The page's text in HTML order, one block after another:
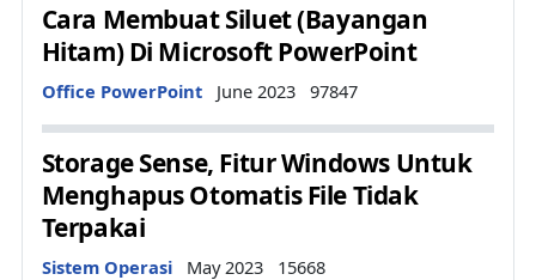
Cara Membuat Siluet (Bayangan
Hitam) Di Microsoft PowerPoint
Details
Office PowerPoint June 2023 97847
Storage Sense, Fitur Windows Untuk
Menghapus Otomatis File Tidak
Terpakai
Details
Sistem Operasi May 2023 15668